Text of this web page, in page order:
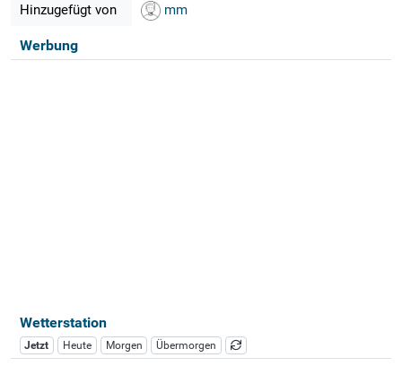
Hinzugefügt von mm
Werbung
Wetterstation
Jetzt Heute Morgen Übermorgen